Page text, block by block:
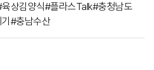
상김양식#플라스Talk#충청남도
#충남수산